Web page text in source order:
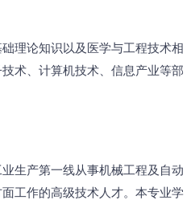
理论知识以及医学与工程技术相
术、计算机技术、信息产业等部
生产第一线从事机械工程及自动
工作的高级技术人才。本专业学